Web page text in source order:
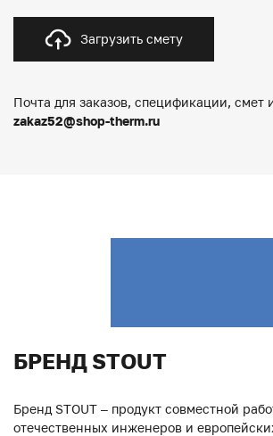
Загрузить смету
Почта для заказов, спецификации, смет
zakaz52@shop-therm.ru
БРЕНД STOUT
Бренд STOUT – продукт совместной
отечественных инженеров и